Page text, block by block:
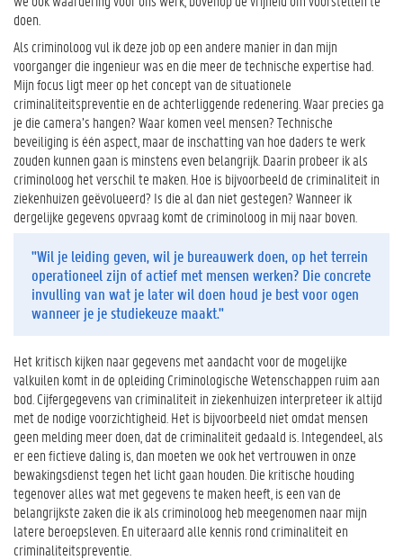
doen.
Als criminoloog vul ik deze job op een andere manier in dan mijn
voorganger die ingenieur was en die meer de technische expertise had.
Mijn focus ligt meer op het concept van de situationele
criminaliteitspreventie en de achterliggende redenering. Waar precies ga
je die camera’s hangen? Waar komen veel mensen? Technische
beveiliging is één aspect, maar de inschatting van hoe daders te werk
zouden kunnen gaan is minstens even belangrijk. Daarin probeer ik als
criminoloog het verschil te maken. Hoe is bijvoorbeeld de criminaliteit in
ziekenhuizen geëvolueerd? Is die al dan niet gestegen? Wanneer ik
dergelijke gegevens opvraag komt de criminoloog in mij naar boven.
"Wil je leiding geven, wil je bureauwerk doen, op het terrein
operationeel zijn of actief met mensen werken? Die concrete
invulling van wat je later wil doen houd je best voor ogen
wanneer je je studiekeuze maakt."
Het kritisch kijken naar gegevens met aandacht voor de mogelijke
valkuilen komt in de opleiding Criminologische Wetenschappen ruim aan
bod. Cijfergegevens van criminaliteit in ziekenhuizen interpreteer ik altijd
met de nodige voorzichtigheid. Het is bijvoorbeeld niet omdat mensen
geen melding meer doen, dat de criminaliteit gedaald is. Integendeel, als
er een fictieve daling is, dan moeten we ook het vertrouwen in onze
bewakingsdienst tegen het licht gaan houden. Die kritische houding
tegenover alles wat met gegevens te maken heeft, is een van de
belangrijkste zaken die ik als criminoloog heb meegenomen naar mijn
latere beroepsleven. En uiteraard alle kennis rond criminaliteit en
criminaliteitspreventie.